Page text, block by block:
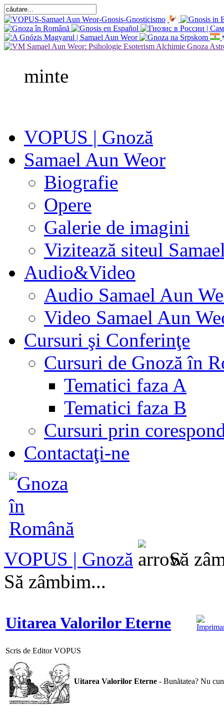
minte
VOPUS | Gnoză
Samael Aun Weor
Biografie
Opere
Galerie de imagini
Vizitează siteul
Audio&Video
Audio Samael Aun
Video Samael Aun
Cursuri şi Conferinţe
Cursuri de Gnoză în
Tematici faza A
Tematici faza B
Cursuri prin
Contactaţi-ne
VOPUS | Gnoză
Să
Să zâmbim...
Uitarea Valorilor Eterne
Scris de Editor VOPUS
Uitarea Valorilor Eterne - Bunătatea? Nu